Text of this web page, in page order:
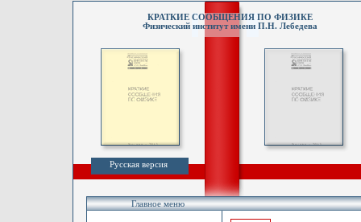
КРАТКИЕ СООБЩЕНИЯ ПО ФИЗИКЕ
Физический институт имени П.Н. Лебедева
Русская версия
Главное меню